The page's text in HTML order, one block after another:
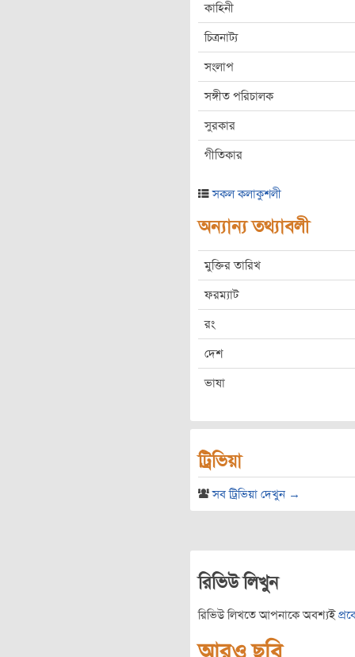
কাহিনী
চিত্রনাট্য
সংলাপ
সঙ্গীত পরিচালক
সুরকার
গীতিকার
সকল কলাকুশলী
অন্যান্য তথ্যাবলী
মুক্তির তারিখ
ফরম্যাট
রং
দেশ
ভাষা
ট্রিভিয়া
সব ট্রিভিয়া দেখুন →
রিভিউ লিখুন
রিভিউ লিখতে আপনাকে অবশ্যই